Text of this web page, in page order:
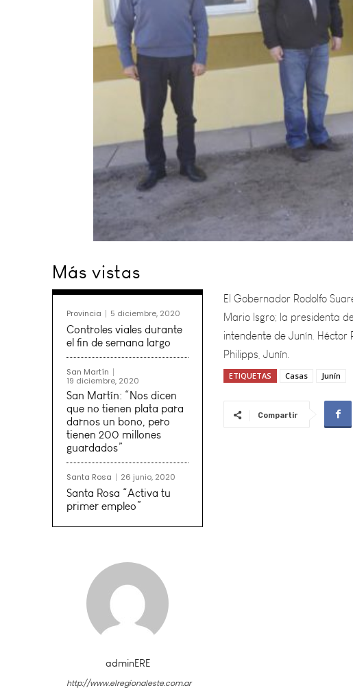
Más vistas
Provincia 5 diciembre, 2020
Controles viales durante
el fin de semana largo
San Martín
19 diciembre, 2020
San Martín: “Nos dicen
que no tienen plata para
darnos un bono, pero
tienen 200 millones
guardados”
Santa Rosa 26 junio, 2020
Santa Rosa “Activa tu
primer empleo”
adminERE
http://www.elregionaleste.com.ar
Mario Isgro; la presidenta
intendente de Junín,
Philipps, Junín.
ETIQUETAS Casas Junín
Compartir